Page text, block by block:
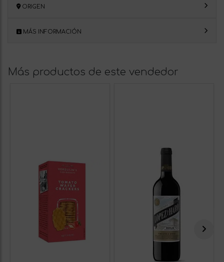
ORIGEN
MÁS INFORMACIÓN
Más productos de este vendedor